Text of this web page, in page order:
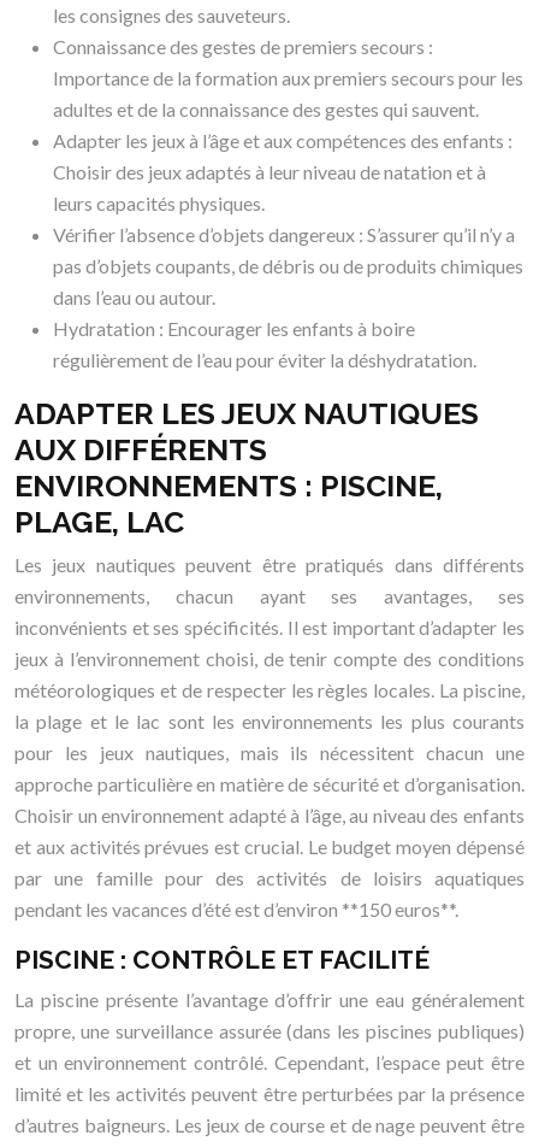
les consignes des sauveteurs.
Connaissance des gestes de premiers secours :
Importance de la formation aux premiers secours pour les
adultes et de la connaissance des gestes qui sauvent.
Adapter les jeux à l’âge et aux compétences des enfants :
Choisir des jeux adaptés à leur niveau de natation et à
leurs capacités physiques.
Vérifier l’absence d’objets dangereux : S’assurer qu’il n’y a
pas d’objets coupants, de débris ou de produits chimiques
dans l’eau ou autour.
Hydratation : Encourager les enfants à boire
régulièrement de l’eau pour éviter la déshydratation.
ADAPTER LES JEUX NAUTIQUES
AUX DIFFÉRENTS
ENVIRONNEMENTS : PISCINE,
PLAGE, LAC
Les jeux nautiques peuvent être pratiqués dans différents
environnements, chacun ayant ses avantages, ses
inconvénients et ses spécificités. Il est important d’adapter les
jeux à l’environnement choisi, de tenir compte des conditions
météorologiques et de respecter les règles locales. La piscine,
la plage et le lac sont les environnements les plus courants
pour les jeux nautiques, mais ils nécessitent chacun une
approche particulière en matière de sécurité et d’organisation.
Choisir un environnement adapté à l’âge, au niveau des enfants
et aux activités prévues est crucial. Le budget moyen dépensé
par une famille pour des activités de loisirs aquatiques
pendant les vacances d’été est d’environ **150 euros**.
PISCINE : CONTRÔLE ET FACILITÉ
La piscine présente l’avantage d’offrir une eau généralement
propre, une surveillance assurée (dans les piscines publiques)
et un environnement contrôlé. Cependant, l’espace peut être
limité et les activités peuvent être perturbées par la présence
d’autres baigneurs. Les jeux de course et de nage peuvent être